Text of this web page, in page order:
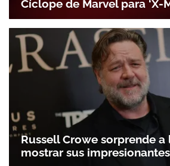
Cíclope de Marvel para ‘X-
Russell Crowe sorprende a
mostrar sus